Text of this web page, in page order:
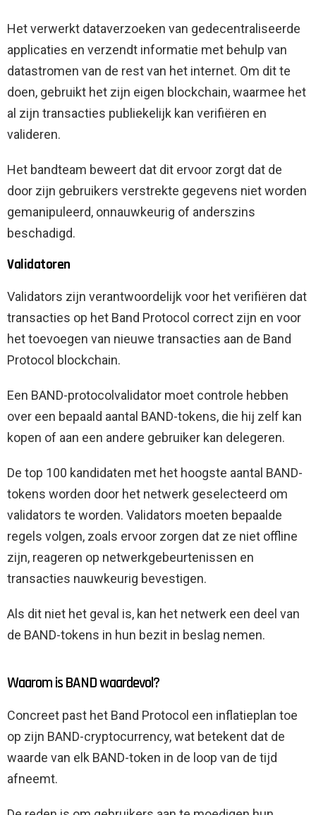
Het verwerkt dataverzoeken van gedecentraliseerde
applicaties en verzendt informatie met behulp van
datastromen van de rest van het internet. Om dit te
doen, gebruikt het zijn eigen blockchain, waarmee het
al zijn transacties publiekelijk kan verifiëren en
valideren.
Het bandteam beweert dat dit ervoor zorgt dat de
door zijn gebruikers verstrekte gegevens niet worden
gemanipuleerd, onnauwkeurig of anderszins
beschadigd.
Validatoren
Validators zijn verantwoordelijk voor het verifiëren dat
transacties op het Band Protocol correct zijn en voor
het toevoegen van nieuwe transacties aan de Band
Protocol blockchain.
Een BAND-protocolvalidator moet controle hebben
over een bepaald aantal BAND-tokens, die hij zelf kan
kopen of aan een andere gebruiker kan delegeren.
De top 100 kandidaten met het hoogste aantal BAND-
tokens worden door het netwerk geselecteerd om
validators te worden. Validators moeten bepaalde
regels volgen, zoals ervoor zorgen dat ze niet offline
zijn, reageren op netwerkgebeurtenissen en
transacties nauwkeurig bevestigen.
Als dit niet het geval is, kan het netwerk een deel van
de BAND-tokens in hun bezit in beslag nemen.
Waarom is BAND waardevol?
Concreet past het Band Protocol een inflatieplan toe
op zijn BAND-cryptocurrency, wat betekent dat de
waarde van elk BAND-token in de loop van de tijd
afneemt.